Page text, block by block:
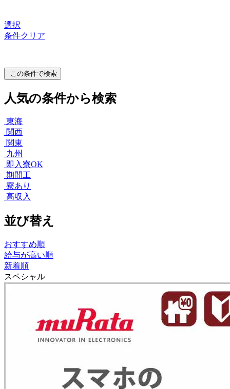
選択
条件クリア
この条件で検索
人気の条件から検索
東海
関西
関東
九州
即入寮OK
期間工
寮あり
高収入
並び替え
おすすめ順
給与が高い順
新着順
スペシャル